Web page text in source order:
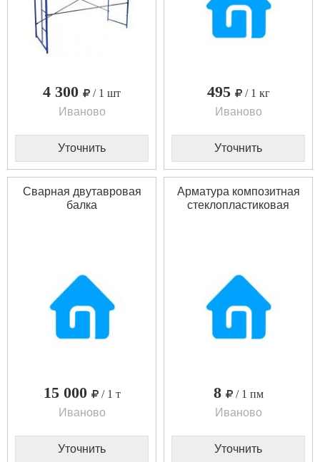
4 300
/ 1 шт
Иваново
Уточнить
495
/ 1 кг
Иваново
Уточнить
Сварная двутавровая
балка
15 000
/ 1 т
Иваново
Уточнить
Арматура композитная
стеклопластиковая
8
/ 1 пм
Иваново
Уточнить